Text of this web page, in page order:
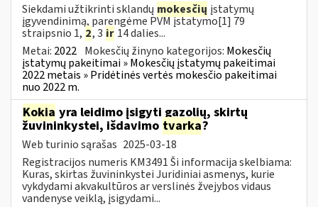
Siekdami užtikrinti sklandų mokesčių įstatymų
įgyvendinimą, parengėme PVM įstatymo[1] 79
straipsnio 1, 2, 3 ir 14 dalies...
Metai: 2022 Mokesčių žinyno kategorijos: Mokesčių
įstatymų pakeitimai » Mokesčių įstatymų pakeitimai
2022 metais » Pridėtinės vertės mokesčio pakeitimai
nuo 2022 m.
Kokia yra leidimo įsigyti gazolių, skirtų
žuvininkystei, išdavimo tvarka?
Web turinio sąrašas 2025-03-18
Registracijos numeris KM3491 Ši informacija skelbiama:
Kuras, skirtas žuvininkystei Juridiniai asmenys, kurie
vykdydami akvakultūros ar verslinės žvejybos vidaus
vandenyse veiklą, įsigydami...